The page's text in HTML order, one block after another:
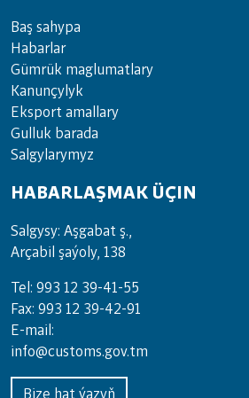
Baş sahypa
Habarlar
Gümrük maglumatlary
Kanunçylyk
Eksport amallary
Gulluk barada
Salgylarymyz
HABARLAŞMAK ÜÇIN
Salgysy: Aşgabat ş.,
Arçabil şaýoly, 138
Tel: 993 12 39-41-55
Fax: 993 12 39-42-91
E-mail:
info@customs.gov.tm
Bize hat ýazyň